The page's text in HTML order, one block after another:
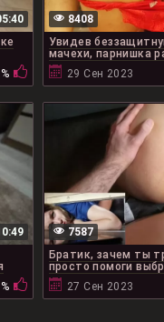
8408
Увидев
мачехи, парнишка
29 Сен 2023
7587
Братик, зачем ты
просто помоги
27 Сен 2023